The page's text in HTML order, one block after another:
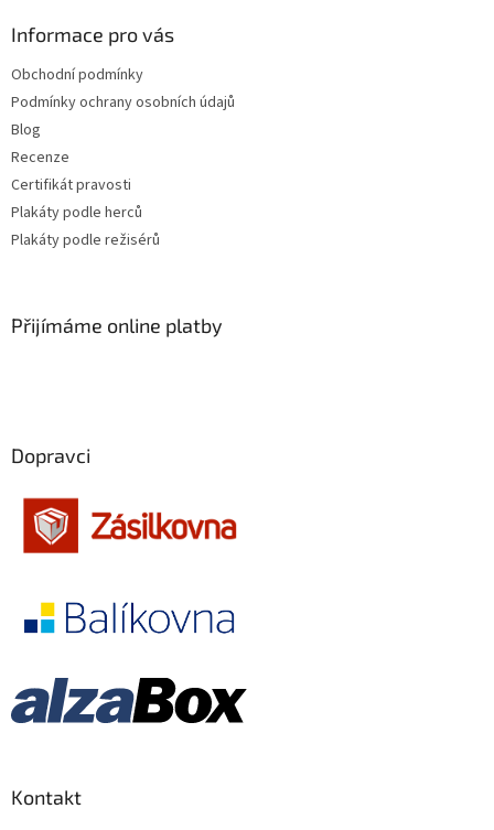
Jodie Foster 27
Karel Roden
Keanu Reeves
Michaela Kuklová
Ben Stiller 26
Jiří Langmajer
Martin Dejdar
Robert Redford
Ewan McGregor 25
Adolf Filip
Informace pro vás
Obchodní podmínky
Podmínky ochrany osobních údajů
Blog
Recenze
Certifikát pravosti
Plakáty podle herců
Plakáty podle režisérů
Přijímáme online platby
Dopravci
Kontakt